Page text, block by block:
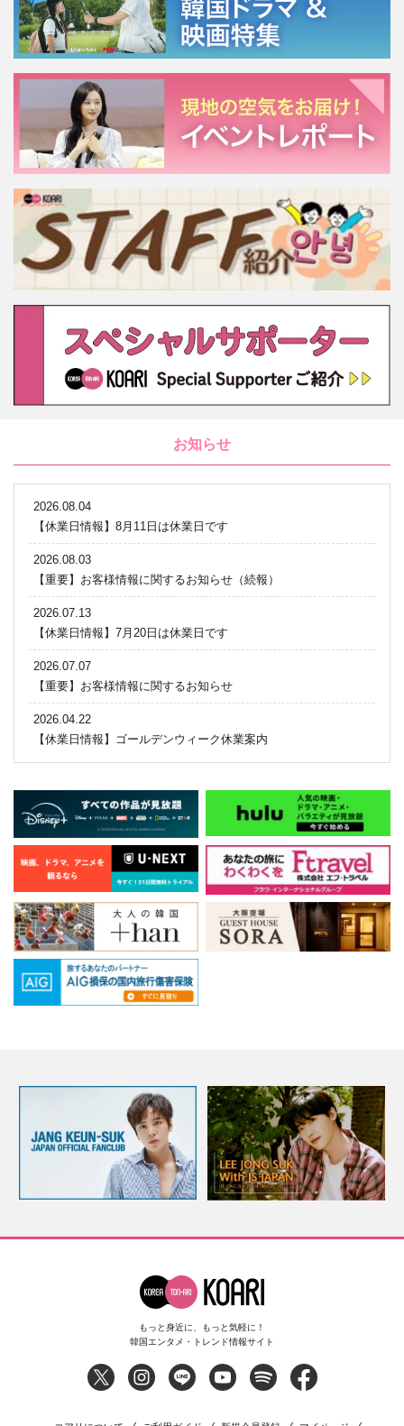
お知らせ
2026.08.04
【休業日情報】8月11日は休業日です
2026.08.03
【重要】お客様情報に関するお知らせ（続報）
2026.07.13
【休業日情報】7月20日は休業日です
2026.07.07
【重要】お客様情報に関するお知らせ
2026.04.22
【休業日情報】ゴールデンウィーク休業案内
もっと身近に、もっと気軽に！
韓国エンタメ・トレンド情報サイト